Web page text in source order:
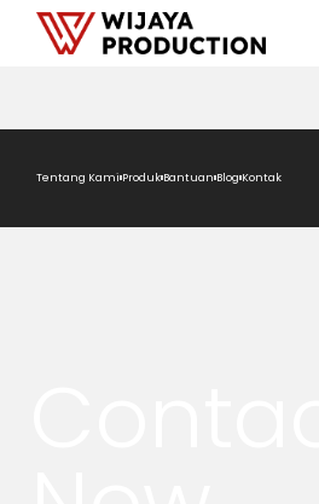
Tentang Kami Produk Bantuan Blog Kontak